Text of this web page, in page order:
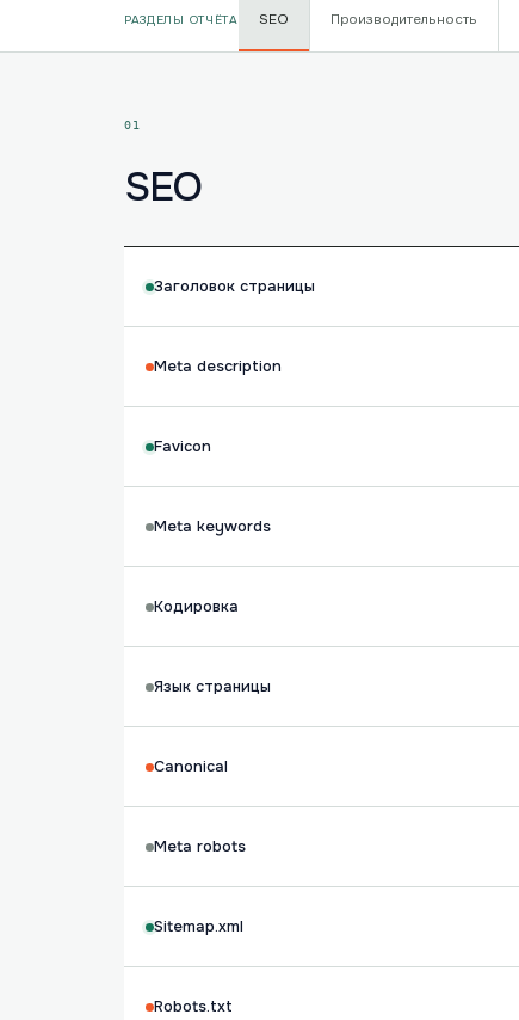
РАЗДЕЛЫ ОТЧЁТА SEO Производительность
01
SEO
Заголовок страницы
Meta description
Favicon
Meta keywords
Кодировка
Язык страницы
Canonical
Meta robots
Sitemap.xml
Robots.txt